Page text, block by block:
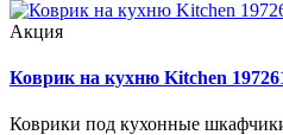
Акция
Коврик на кухню Kitchen
Коврики под кухонные